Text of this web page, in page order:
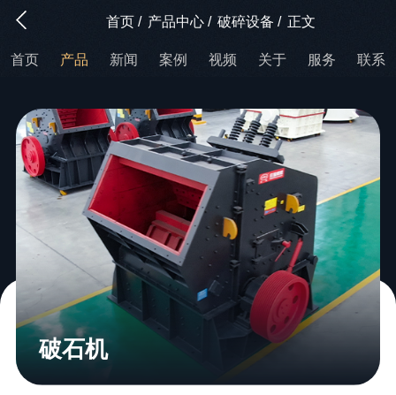
首页 / 产品中心 / 破碎设备 / 正文
首页 产品 新闻 案例 视频 关于 服务 联系
破石机